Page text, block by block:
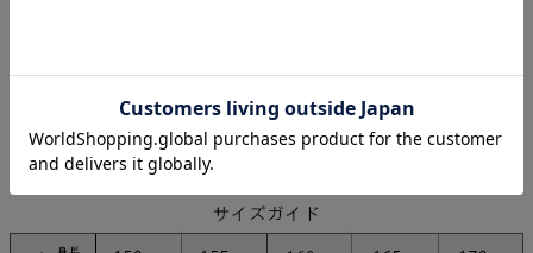
ゆめ 身長160cm/Sサイズ